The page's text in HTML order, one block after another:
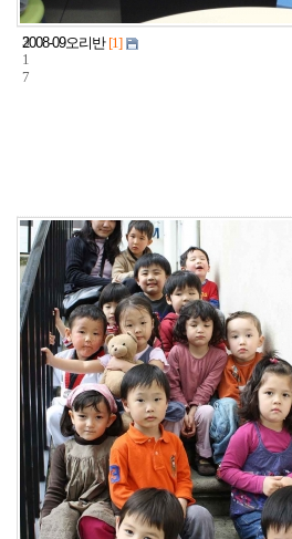
3
1
7
2008-09오리반 [1]